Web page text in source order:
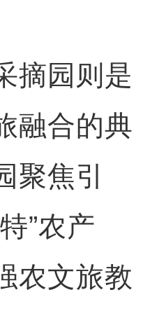
园则是
融合的典
聚焦引
”农产
农文旅教